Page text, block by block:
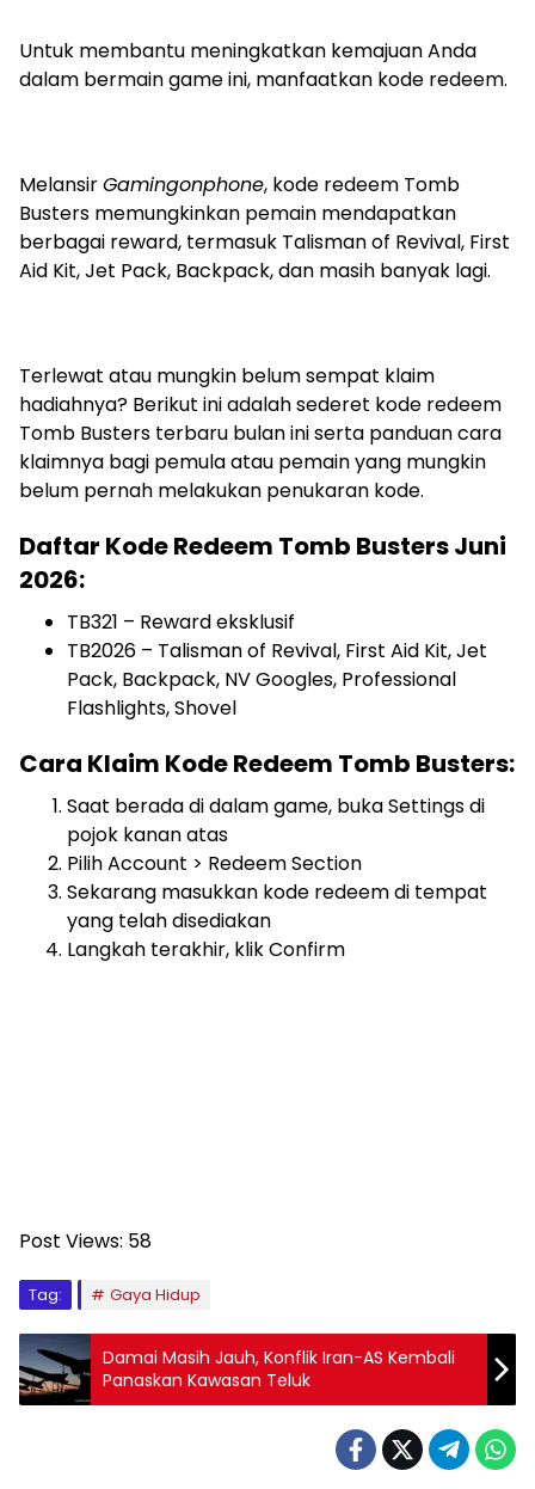
Untuk membantu meningkatkan kemajuan Anda
dalam bermain game ini, manfaatkan kode redeem.
MelansirGamingonphone, kode redeem Tomb
Busters memungkinkan pemain mendapatkan
berbagai reward, termasuk Talisman of Revival, First
Aid Kit, Jet Pack, Backpack, dan masih banyak lagi.
Terlewat atau mungkin belum sempat klaim
hadiahnya? Berikut ini adalah sederet kode redeem
Tomb Busters terbaru bulan ini serta panduan cara
klaimnya bagi pemula atau pemain yang mungkin
belum pernah melakukan penukaran kode.
Daftar Kode Redeem Tomb Busters Juni
2026:
TB321 – Reward eksklusif
TB2026 – Talisman of Revival, First Aid Kit, Jet
Pack, Backpack, NV Googles, Professional
Flashlights, Shovel
Cara Klaim Kode Redeem Tomb Busters:
Saat berada di dalam game, buka Settings di
pojok kanan atas
Pilih Account > Redeem Section
Sekarang masukkan kode redeem di tempat
yang telah disediakan
Langkah terakhir, klik Confirm
Post Views: 58
Tag: Gaya Hidup
Damai Masih Jauh, Konflik Iran-AS Kembali
Panaskan Kawasan Teluk